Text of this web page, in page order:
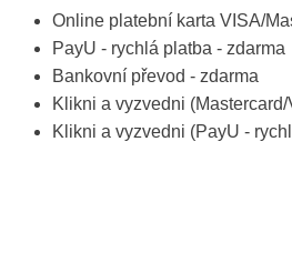
Online platební karta VISA/
PayU - rychlá platba - zdarma
Bankovní převod - zdarma
Klikni a vyzvedni
Klikni a vyzvedni (PayU -